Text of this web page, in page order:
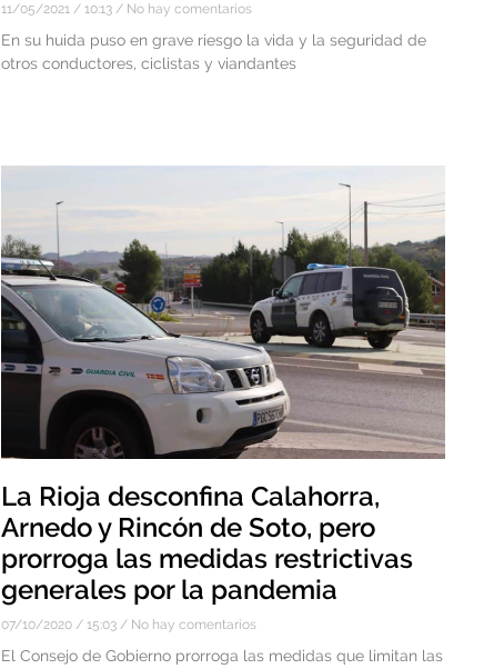
11/05/2021 10:13 No hay comentarios
En su huida puso en grave riesgo la vida y la seguridad de
otros conductores, ciclistas y viandantes
La Rioja desconfina Calahorra,
Arnedo y Rincón de Soto, pero
prorroga las medidas restrictivas
generales por la pandemia
07/10/2020 15:03 No hay comentarios
El Consejo de Gobierno prorroga las medidas que limitan las